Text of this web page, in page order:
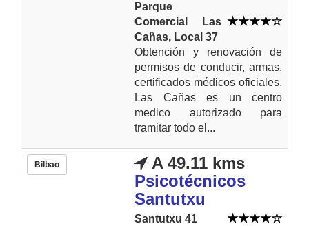
Parque
Comercial Las
Cañas, Local 37
Obtención y renovación de
permisos de conducir, armas,
certificados médicos oficiales.
Las Cañas es un centro
medico autorizado para
tramitar todo el...
Bilbao
A 49.11 kms
Psicotécnicos
Santutxu
Santutxu 41